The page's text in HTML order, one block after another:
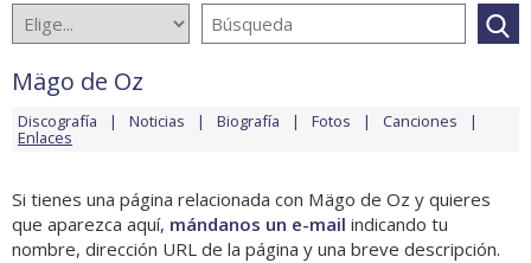
Mägo de Oz
Discografía Noticias Biografía Fotos Canciones
Enlaces
Si tienes una página relacionada con Mägo de Oz y quieres
que aparezca aquí, mándanos un e-mail indicando tu
nombre, dirección URL de la página y una breve descripción.